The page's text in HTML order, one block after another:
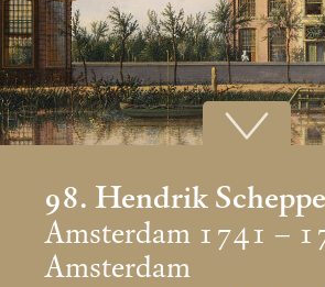
98. Hendrik
Amsterdam 1741 –
Amsterdam